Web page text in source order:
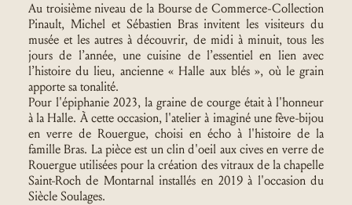
Au troisième niveau de la Bourse de Commerce-Collection
Pinault, Michel et Sébastien Bras invitent les visiteurs du
musée et les autres àdécouvrir, de midi à minuit, tous les
jours de l’année, une cuisine de l’essentiel en lien avec
l’histoire du lieu, ancienne « Halle aux blés », où le grain
apporte sa tonalité.
Pour l'épiphanie 2023, la graine de courge était à l'honneur
à la Halle. À cette occasion, l'atelier à imaginé une fève-bijou
en verre de Rouergue, choisi en écho à l'histoire de la
famille Bras. La pièce est un clin d'oeil aux cives en verre de
Rouergue utilisées pour la création des vitraux de la chapelle
Saint-Roch de Montarnal installés en 2019 à l'occasion du
Siècle Soulages.